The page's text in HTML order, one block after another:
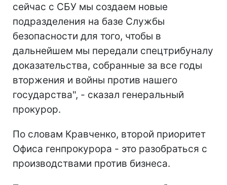
сейчас с СБУ мы создаем новые
подразделения на базе Службы
безопасности для того, чтобы в
дальнейшем мы передали спецтрибуналу
доказательства, собранные за все годы
вторжения и войны против нашего
государства", - сказал генеральный
прокурор.
По словам Кравченко, второй приоритет
Офиса генпрокурора - это разобраться с
производствами против бизнеса.